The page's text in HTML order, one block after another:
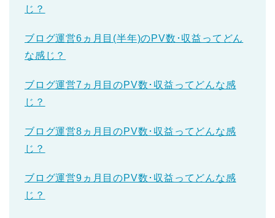
じ？
ブログ運営6ヵ月目(半年)のPV数･収益ってどん
な感じ？
ブログ運営7ヵ月目のPV数･収益ってどんな感
じ？
ブログ運営8ヵ月目のPV数･収益ってどんな感
じ？
ブログ運営9ヵ月目のPV数･収益ってどんな感
じ？